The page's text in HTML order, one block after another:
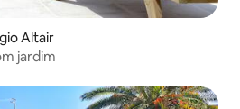
Altair
jardim